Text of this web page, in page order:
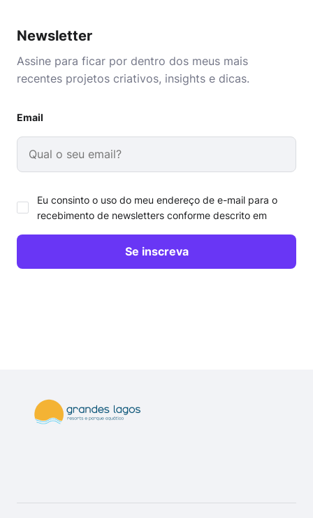
Newsletter
Assine para ficar por dentro dos meus mais
recentes projetos criativos, insights e dicas.
Email
Eu consinto o uso do meu endereço de e-mail para o
recebimento de newsletters conforme descrito em